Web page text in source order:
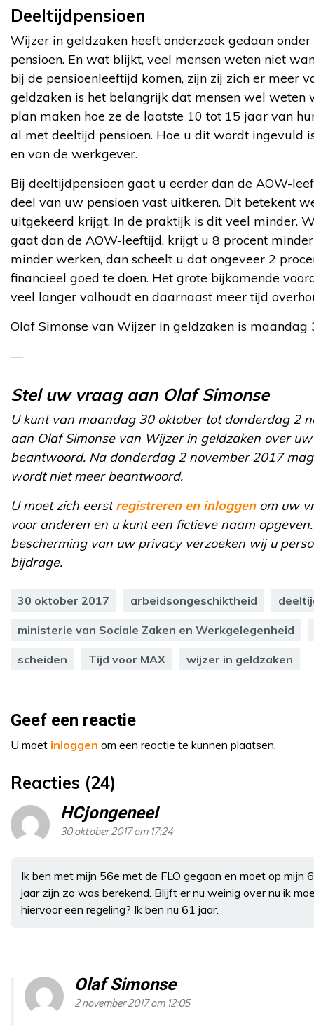
Deeltijdpensioen
Wijzer in geldzaken heeft onderzoek gedaan
pensioen. En wat blijkt, veel mensen weten niet
bij de pensioenleeftijd komen, zijn zij zich er meer
geldzaken is het belangrijk dat mensen wel weten
plan maken hoe ze de laatste 10 tot 15 jaar van
al met deeltijd pensioen. Hoe u dit wordt ingevuld
en van de werkgever.
Bij deeltijdpensioen gaat u eerder dan de AOW-
deel van uw pensioen vast uitkeren. Dit betekent
uitgekeerd krijgt. In de praktijk is dit veel minder.
gaat dan de AOW-leeftijd, krijgt u 8 procent
minder werken, dan scheelt u dat ongeveer 2
financieel goed te doen. Het grote bijkomende
veel langer volhoudt en daarnaast meer tijd
Olaf Simonse van Wijzer in geldzaken is
—
Stel uw vraag aan Olaf Simonse
U kunt van maandag 30 oktober tot donderdag 2
aan Olaf Simonse van Wijzer in geldzaken over
beantwoord. Na donderdag 2 november 2017
wordt niet meer beantwoord.
U moet zich eerstregistreren en inloggenom uw
voor anderen en u kunt een fictieve naam
bescherming van uw privacy verzoeken wij u
bijdrage.
30 oktober 2017 arbeidsongeschiktheid
ministerie van Sociale Zaken en Werkgelegenheid
scheiden Tijd voor MAX wijzer in geldzaken
Geef een reactie
U moet inloggen om een reactie te kunnen plaatsen.
Reacties (24)
HCjongeneel
30 oktober 2017 om 17:24
Ik ben met mijn 56e met de FLO gegaan en moet op mijn
jaar zijn zo was berekend. Blijft er nu weinig over nu ik
hiervoor een regeling? Ik ben nu 61 jaar.
Olaf Simonse
2 november 2017 om 12:05